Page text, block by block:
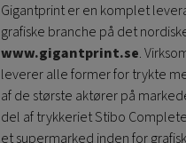
Gigantprint er en komplet
grafiske branche på det
www.gigantprint.se.
leverer alle former for trykte
af ​​de største aktører på
del af trykkeriet Stibo
et supermarked inden for